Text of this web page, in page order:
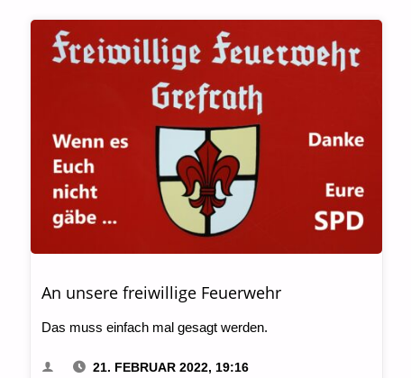
An unsere freiwillige Feuerwehr
Das muss einfach mal gesagt werden.
21. FEBRUAR 2022, 19:16